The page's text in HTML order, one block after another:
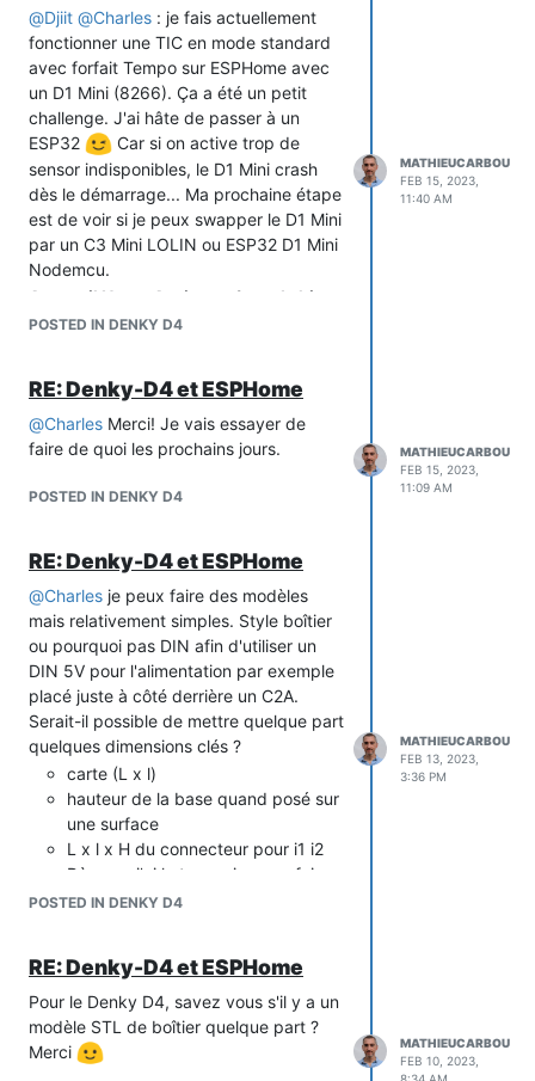
seraient contents d'avoir une alternative
pour pouvoir utiliser directement une
entrée GND et VCC 5V à la place d'un
USB, qui requiert l'ajout d'un adaptateur
près du tableau ou autre moyen qui ne
se marie pas bien.
Avec un VCC + GND, on peut avoir dans
son tableau un branchement clean: DJ
2A + DIN 5V + DIN Denky côte à côte, il
y a juste 2 fils qui partiraient du DIN
Denky vers le Linky par l'arrière du
Linky.
un Denky-D4 dans un boîtier DIN à
choisir.
J'ai trouvé que c'est ce qui manquait à
ces modules: une finition pour tableau
électrique
@Djiit @Charles : je fais actuellement
fonctionner une TIC en mode standard
avec forfait Tempo sur ESPHome avec
un D1 Mini (8266). Ça a été un petit
challenge. J'ai hâte de passer à un
ESP32
Car si on active trop de
sensor indisponibles, le D1 Mini crash
dès le démarrage... Ma prochaine étape
est de voir si je peux swapper le D1 Mini
par un C3 Mini LOLIN ou ESP32 D1 Mini
Nodemcu.
Appareil Home Assistant (vue de hier,
j'ai ajouté d'autres capteurs depuis)
Vue du web server sur le D1 Mini:
Je maintiens à jour une config quasi
complète pour tous les modes:
de commenter et dé-commenter ce
commentaire dans le GIST
https://gist.github.com/mathieucarbou/
Voici une copie au jour d'aujourd'hui
(mode standard, tempo, d1 mini,
POSTED IN DENKY D4
MATHIEUCARBOU
FEB 15, 2023,
11:40 AM
RE: Denky-D4 et ESPHome
@Charles Merci! Je vais essayer de
faire de quoi les prochains jours.
POSTED IN DENKY D4
MATHIEUCARBOU
FEB 15, 2023,
11:09 AM
RE: Denky-D4 et ESPHome
@Charles je peux faire des modèles
mais relativement simples. Style boîtier
ou pourquoi pas DIN afin d'utiliser un
DIN 5V pour l'alimentation par exemple
placé juste à côté derrière un C2A.
Serait-il possible de mettre quelque part
quelques dimensions clés ?
carte (L x l)
hauteur de la base quand posé sur
une surface
L x l x H du connecteur pour i1 i2
Dès que j'ai le temps je peux faire
un ou deux prototypes qui seront à
Merci!
POSTED IN DENKY D4
MATHIEUCARBOU
FEB 13, 2023,
3:36 PM
RE: Denky-D4 et ESPHome
Pour le Denky D4, savez vous s'il y a un
modèle STL de boîtier quelque part ?
Merci
MATHIEUCARBOU
FEB 10, 2023,